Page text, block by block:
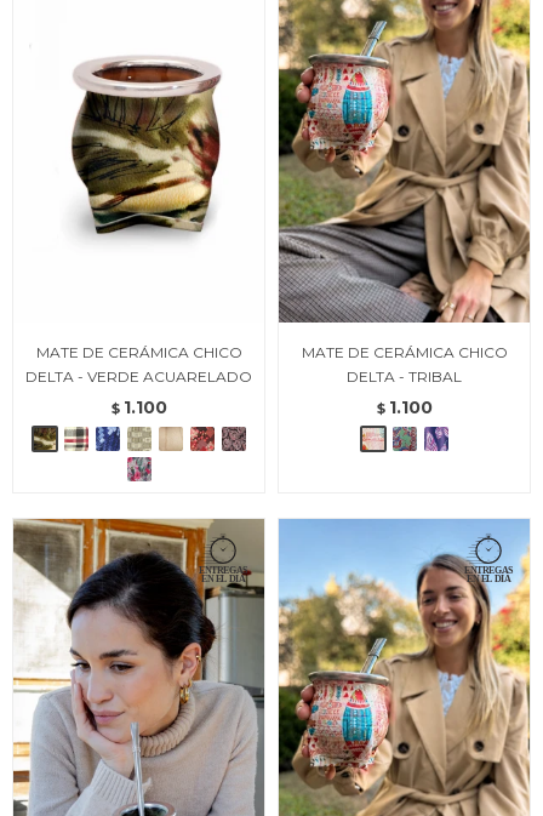
MATE DE CERÁMICA CHICO
DELTA - VERDE ACUARELADO
$ 1.100
MATE DE CERÁMICA CHICO
DELTA - TRIBAL
$ 1.100